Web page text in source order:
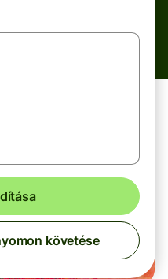
követése